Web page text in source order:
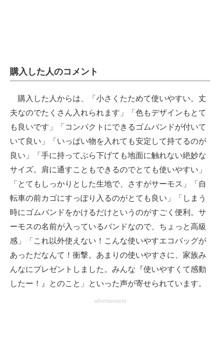
購入した人のコメント
購入した人からは、「小さくたためて使いやすい。丈
夫なのでたくさん入れられます」「色もデザインもとて
も良いです」「コンパクトにできるゴムバンドが付いて
いて良い」「いっぱい物を入れても安定して持てるのが
良い」「手に持ってぶら下げても地面に触れない絶妙な
サイズ。肩に通すこともできるのでとても使いやすい」
「とてもしっかりとした生地で、さすがサーモス」「自
転車の前カゴにすっぽり入るのがとても良い」「しまう
時にゴムバンドをかけるだけというのがすごく便利。サ
ーモスの名前が入っているバンドなので、ちょっと高級
感」「これ以外使えない！こんな使いやすエコバッグが
あっただなんて！衝撃。あまりの使いやすさに、家族み
んなにプレゼントしました。みんな『使いやすくて感動
したー！』とのこと」といった声が寄せられています。
advertisement